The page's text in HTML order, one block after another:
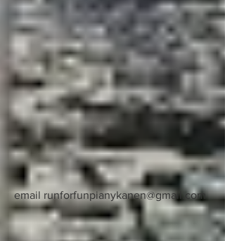
email runforfunpianykanen@gmail.com